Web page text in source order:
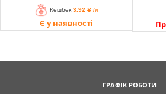
Кешбек 3.92 ₴ /л
Є у наявності
ГРАФІК РОБОТИ